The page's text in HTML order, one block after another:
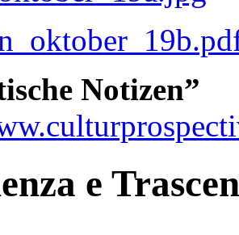
Notizen”
e